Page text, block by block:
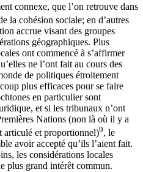
connexe, que l’on retrouve dans
la cohésion sociale; en d’autres
accrue visant des groupes
géographiques. Plus
ont commencé à s’affirmer
ne l’ont fait au cours des
de politiques étroitement
plus efficaces pour se faire
en particulier sont
et si les tribunaux n’ont
Nations (non là où il y a
articulé et proportionnel)9, le
avoir accepté qu’ils l’aient fait.
les considérations locales
plus grand intérêt commun.